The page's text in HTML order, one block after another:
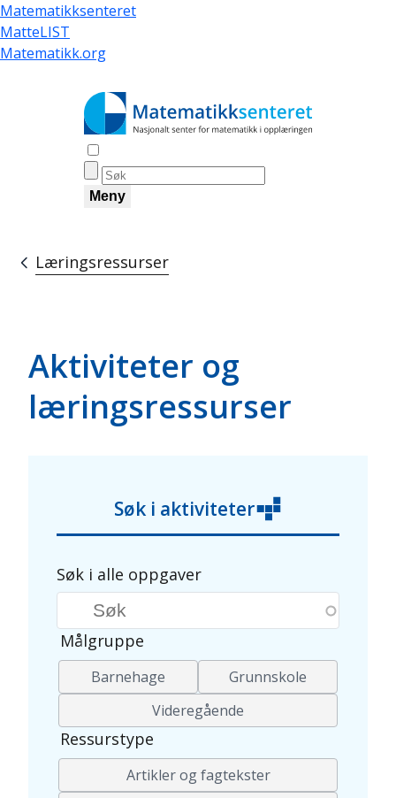
Hopp
til
hovedinnhold
Matematikksenteret
MatteLIST
Matematikk.org
Meny
Navigasjonssti
Læringsressurser
Aktiviteter og
læringsressurser
Søk i aktiviteter
Søk i alle oppgaver
Søkeord
Målgruppe
Barnehage
Grunnskole
Videregående
Ressurstype
Artikler og fagtekster